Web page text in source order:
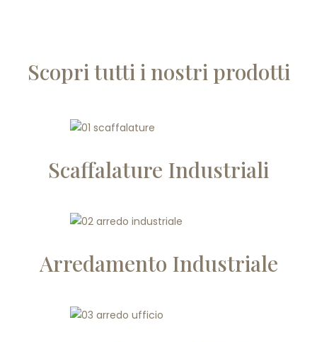
Scopri tutti i nostri prodotti
Scaffalature Industriali
Arredamento Industriale